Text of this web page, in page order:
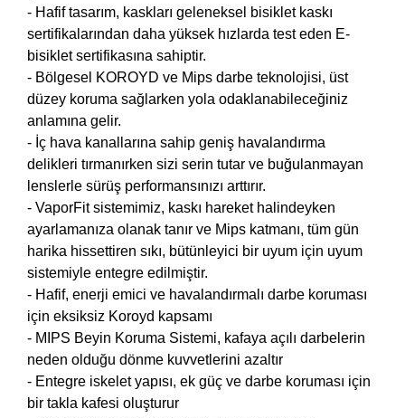
- Hafif tasarım, kaskları geleneksel bisiklet kaskı
sertifikalarından daha yüksek hızlarda test eden E-
bisiklet sertifikasına sahiptir.
- Bölgesel KOROYD ve Mips darbe teknolojisi, üst
düzey koruma sağlarken yola odaklanabileceğiniz
anlamına gelir.
- İç hava kanallarına sahip geniş havalandırma
delikleri tırmanırken sizi serin tutar ve buğulanmayan
lenslerle sürüş performansınızı arttırır.
- VaporFit sistemimiz, kaskı hareket halindeyken
ayarlamanıza olanak tanır ve Mips katmanı, tüm gün
harika hissettiren sıkı, bütünleyici bir uyum için uyum
sistemiyle entegre edilmiştir.
- Hafif, enerji emici ve havalandırmalı darbe koruması
için eksiksiz Koroyd kapsamı
- MIPS Beyin Koruma Sistemi, kafaya açılı darbelerin
neden olduğu dönme kuvvetlerini azaltır
- Entegre iskelet yapısı, ek güç ve darbe koruması için
bir takla kafesi oluşturur